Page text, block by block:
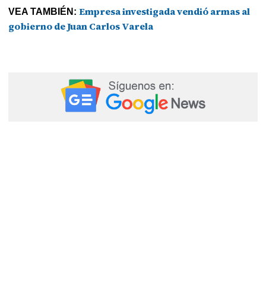
VEA TAMBIÉN:Empresa investigada vendió armas al
gobierno de Juan Carlos Varela